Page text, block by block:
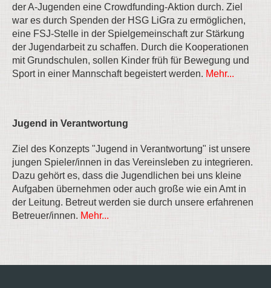
der A-Jugenden eine Crowdfunding-Aktion durch. Ziel
war es durch Spenden der HSG LiGra zu ermöglichen,
eine FSJ-Stelle in der Spielgemeinschaft zur Stärkung
der Jugendarbeit zu schaffen. Durch die Kooperationen
mit Grundschulen, sollen Kinder früh für Bewegung und
Sport in einer Mannschaft begeistert werden. Mehr...
Jugend in Verantwortung
Ziel des Konzepts "Jugend in Verantwortung" ist unsere
jungen Spieler/innen in das Vereinsleben zu integrieren.
Dazu gehört es, dass die Jugendlichen bei uns kleine
Aufgaben übernehmen oder auch große wie ein Amt in
der Leitung. Betreut werden sie durch unsere erfahrenen
Betreuer/innen. Mehr...